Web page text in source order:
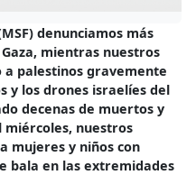
denunciamos más
mientras nuestros
palestinos gravemente
y los drones israelíes del
decenas de muertos y
miércoles, nuestros
mujeres y niños con
bala en las extremidades